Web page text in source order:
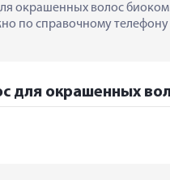
окрашенных волос
по справочному
для окрашенных